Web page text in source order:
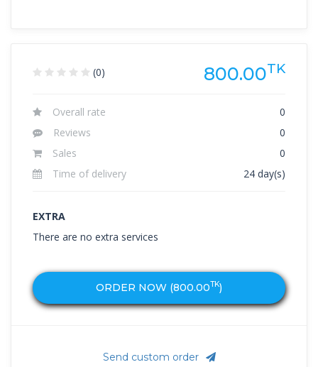
(0) 800.00TK
Overall rate
0
Reviews
0
Sales
0
Time of delivery
24 day(s)
ORDER NOW (800.00TK)
EXTRA
There are no extra services
Send custom order